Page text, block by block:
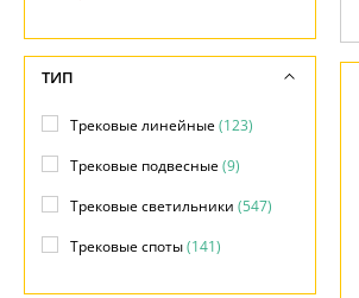
Возврат
Отзывы
Установка
Бренды
ТИП
Трековые линейные(123)
Трековые подвесные(9)
Трековые светильники (547)
Трековые споты(141)